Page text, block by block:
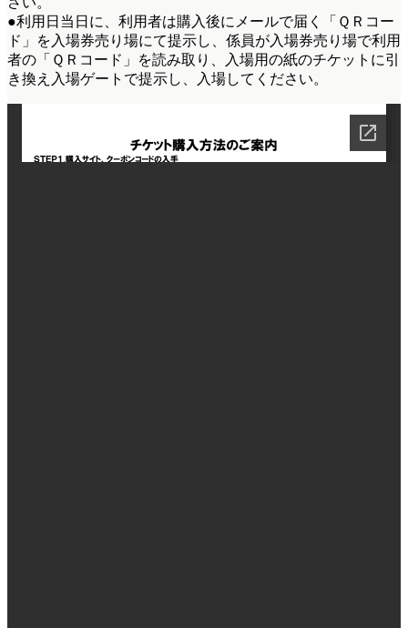
●利用日当日に、利用者は購入後にメールで届く「ＱＲコー
ド」を入場券売り場にて提示し、係員が入場券売り場で利用
者の「ＱＲコード」を読み取り、入場用の紙のチケットに引
き換え入場ゲートで提示し、入場してください。